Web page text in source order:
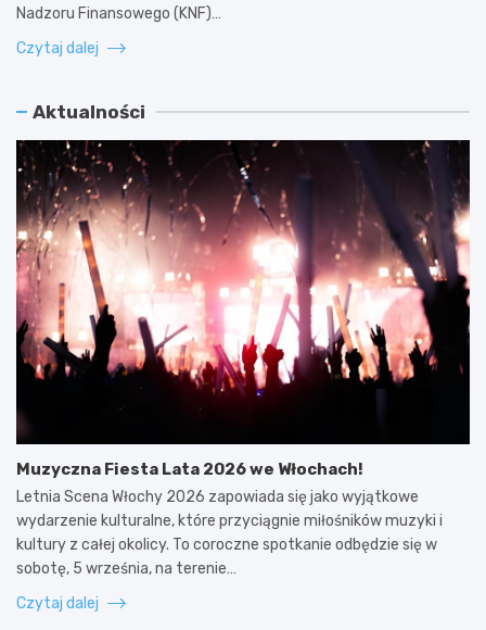
Nadzoru Finansowego (KNF)…
Czytaj dalej
Aktualności
Muzyczna Fiesta Lata 2026 we Włochach!
Letnia Scena Włochy 2026 zapowiada się jako wyjątkowe
wydarzenie kulturalne, które przyciągnie miłośników muzyki i
kultury z całej okolicy. To coroczne spotkanie odbędzie się w
sobotę, 5 września, na terenie…
Czytaj dalej